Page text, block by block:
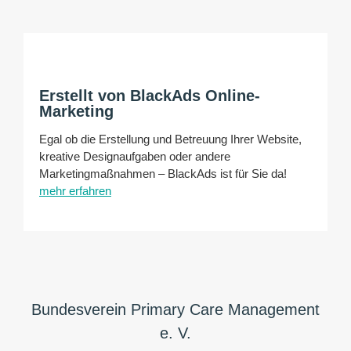
Erstellt von BlackAds Online-
Marketing
Egal ob die Erstellung und Betreuung Ihrer Website,
kreative Designaufgaben oder andere
Marketingmaßnahmen – BlackAds ist für Sie da!
mehr erfahren
Bundesverein Primary Care Management
e. V.